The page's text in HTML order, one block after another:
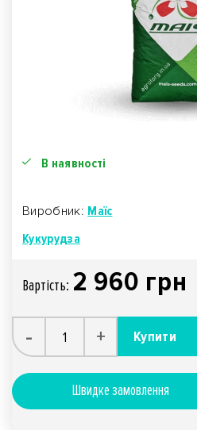
В наявності
Виробник: Маїс
Кукурудза
Вартiсть: 2 960 грн
- + Купити
Швидке замовлення